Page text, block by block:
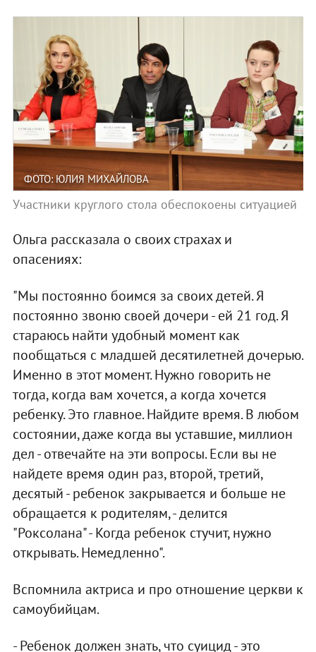
ФОТО: ЮЛИЯ МИХАЙЛОВА
Участники круглого стола обеспокоены ситуацией
Ольга рассказала о своих страхах и
опасениях:
"Мы постоянно боимся за своих детей. Я
постоянно звоню своей дочери - ей 21 год. Я
стараюсь найти удобный момент как
пообщаться с младшей десятилетней дочерью.
Именно в этот момент. Нужно говорить не
тогда, когда вам хочется, а когда хочется
ребенку. Это главное. Найдите время. В любом
состоянии, даже когда вы уставшие, миллион
дел - отвечайте на эти вопросы. Если вы не
найдете время один раз, второй, третий,
десятый - ребенок закрывается и больше не
обращается к родителям, - делится
"Роксолана" - Когда ребенок стучит, нужно
открывать. Немедленно".
Вспомнила актриса и про отношение церкви к
самоубийцам.
- Ребенок должен знать, что суицид - это